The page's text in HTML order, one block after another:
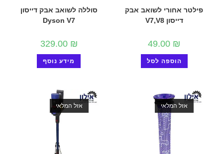
פילטר אחורי לשואב אבק
דייסון V7,V8
49.00 ₪
הוספה לסל
סוללה לשואב אבק דייסון
Dyson V7
329.00 ₪
מידע נוסף
אזל המלאי אזל המלאי